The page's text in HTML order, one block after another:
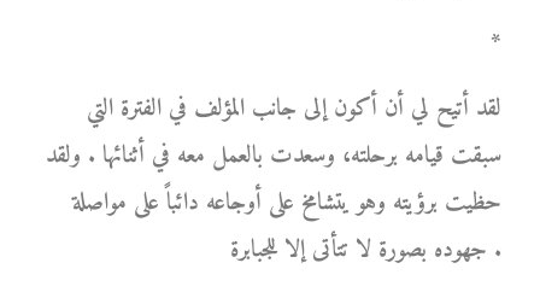
*
لقد أتيح لي أن أكون إلى جانب المؤلف في الفترة التي
سبقت قيامه برحلته، وسعدت بالعمل معه في أثنائها . ولقد
حظيت برؤيته وهو يتشامخ على أوجاعه دائباً على مواصلة
جهوده بصورة لا تتأتى إلا للجبابرة .